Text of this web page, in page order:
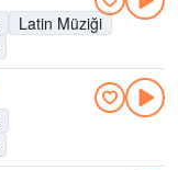
Latin Müziği